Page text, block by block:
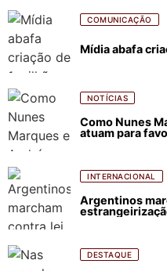
COMUNICAÇÃO
Mídia abafa
NOTÍCIAS
Como Nunes
atuam para
INTERNACIONAL
Argentinos
DESTAQUE